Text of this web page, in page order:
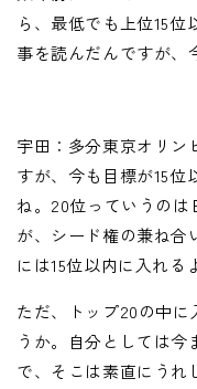
ら、最低でも上位15
事を読んだんですが、
宇田：多分東京オリン
すが、今も目標が15位
ね。20位っていうの
が、シード権の兼ね合
には15位以内に入れる
ただ、トップ20の中
うか。自分としては
で、そこは素直にうれ